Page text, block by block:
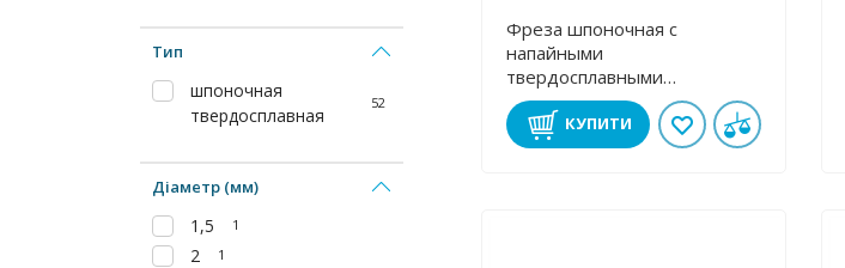
Тип
шпоночная
твердосплавная
52
Діаметр (мм)
1,5 1
2 1
Фреза шпоночная с
напайными
твердосплавными
пластинами 40 мм к/х Т5К10
КУПИТИ